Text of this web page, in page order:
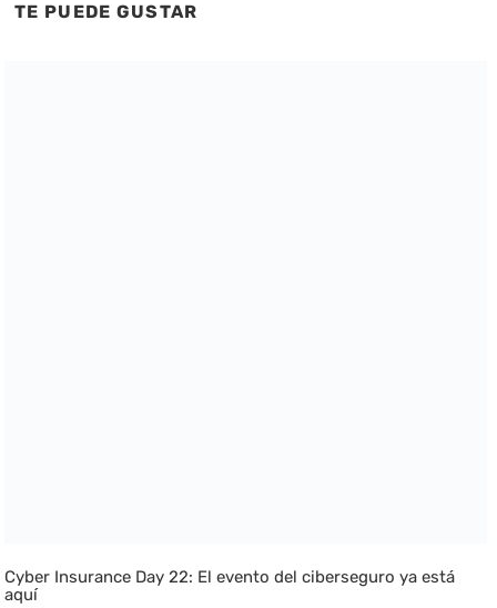
TE PUEDE GUSTAR
Cyber Insurance Day 22: El evento del ciberseguro ya está
aquí